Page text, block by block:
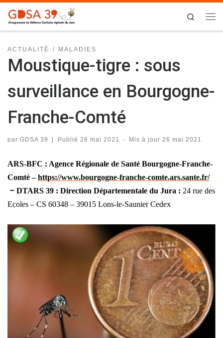
Skip to content
Search
ACTUALITÉ MALADIES
Moustique-tigre : sous
surveillance en Bourgogne-
Franche-Comté
par GDSA 39 Publié 26 mai 2021 - Mis à jour 26 mai 2021
ARS-BFC : Agence Régionale de Santé Bourgogne-Franche-
Comté –https://www.bourgogne-franche-comte.ars.sante.fr/
– DTARS 39 : Direction Départementale du Jura : 24 rue des
Ecoles – CS 60348 – 39015 Lons-le-Saunier Cedex